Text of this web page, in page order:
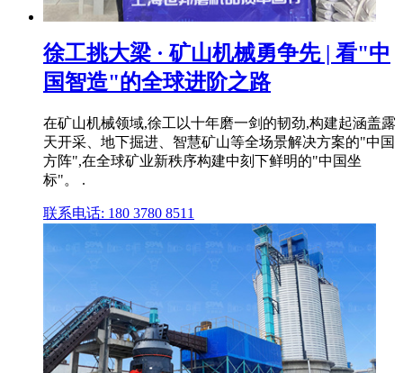
徐工挑大梁 · 矿山机械勇争先 | 看"中
国智造"的全球进阶之路
在矿山机械领域,徐工以十年磨一剑的韧劲,构建起涵盖露
天开采、地下掘进、智慧矿山等全场景解决方案的"中国
方阵",在全球矿业新秩序构建中刻下鲜明的"中国坐
标"。 .
联系电话: 180 3780 8511